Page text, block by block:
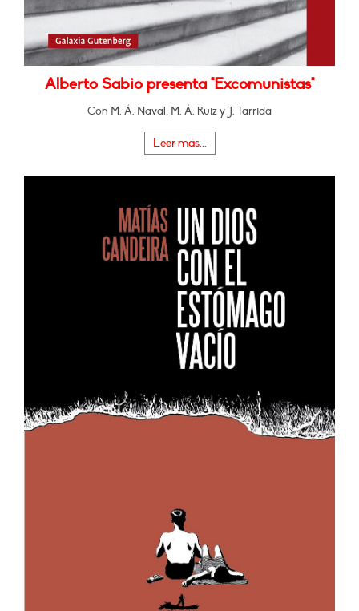
Alberto Sabio presenta "Excomunistas"
Con M. Á. Naval, M. Á. Ruiz y J. Tarrida
Leer más...